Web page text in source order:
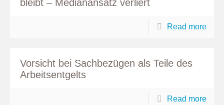
bleibt – Medianansatz verliert
Read more
Vorsicht bei Sachbezügen als Teile des
Arbeitsentgelts
Read more